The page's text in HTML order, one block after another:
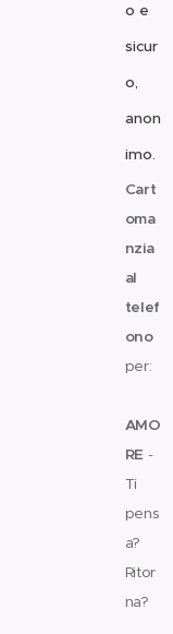
o e
sicur
o,
anon
imo.
Cart
oma
nzia
al
telef
ono
per:
AMO
RE -
Ti
pens
a?
Ritor
na?